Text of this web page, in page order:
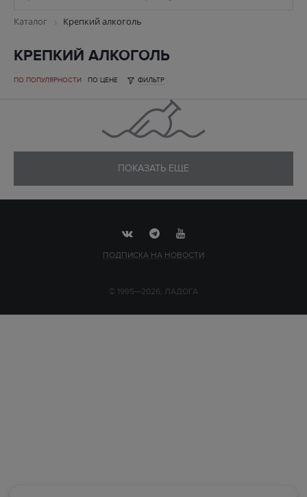
Каталог Крепкий алкоголь
КРЕПКИЙ АЛКОГОЛЬ
ПО ПОПУЛЯРНОСТИ ПО ЦЕНЕ ФИЛЬТР
ПОКАЗАТЬ ЕЩЕ
ПОДПИСКА НА НОВОСТИ
© 1995—2026, ЛАДОГА